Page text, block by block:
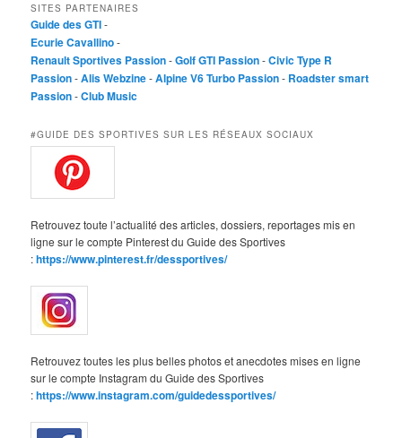
SITES PARTENAIRES
Guide des GTI-
Ecurie Cavallino-
Renault Sportives Passion-Golf GTI Passion-Civic Type R
Passion-Alis Webzine-Alpine V6 Turbo Passion- Roadster smart
Passion-Club Music
#GUIDE DES SPORTIVES SUR LES RÉSEAUX SOCIAUX
Retrouvez toute l’actualité des articles, dossiers, reportages mis en
ligne sur le compte Pinterest du Guide des Sportives
:https://www.pinterest.fr/dessportives/
Retrouvez toutes les plus belles photos et anecdotes mises en ligne
sur le compte Instagram du Guide des Sportives
:https://www.instagram.com/guidedessportives/